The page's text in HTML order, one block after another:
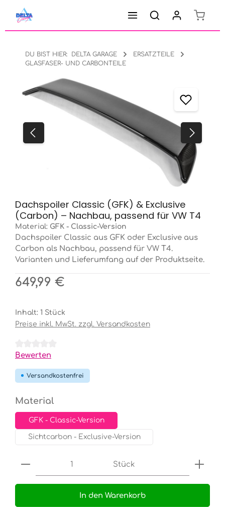
Zum Hauptinhalt springen
DU BIST HIER: DELTA GARAGE
ERSATZTEILE
GLASFASER- UND CARBONTEILE
Bildergalerie überspringen
Dachspoiler Classic (GFK) & Exclusive
(Carbon) – Nachbau, passend für VW T4
Material: GFK - Classic-Version
Dachspoiler Classic aus GFK oder Exclusive aus
Carbon als Nachbau, passend für VW T4.
Varianten und Lieferumfang auf der Produktseite.
Regulärer Preis:
649,99 €
Inhalt: 1 Stück
Preise inkl. MwSt. zzgl. Versandkosten
Durchschnittliche Bewertung von 0 von 5 Sternen
Bewerten
Versandkostenfrei
Material
GFK - Classic-Version
Sichtcarbon - Exclusive-Version
Produkt Anzahl: Gib den gewünschten
Stück
In den Warenkorb